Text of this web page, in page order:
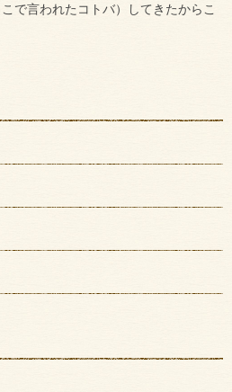
で言われたコトバ）してきたからこ